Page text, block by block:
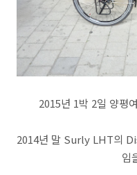
2015년 1박 2일 양
2014년 말 Surly LHT의
임